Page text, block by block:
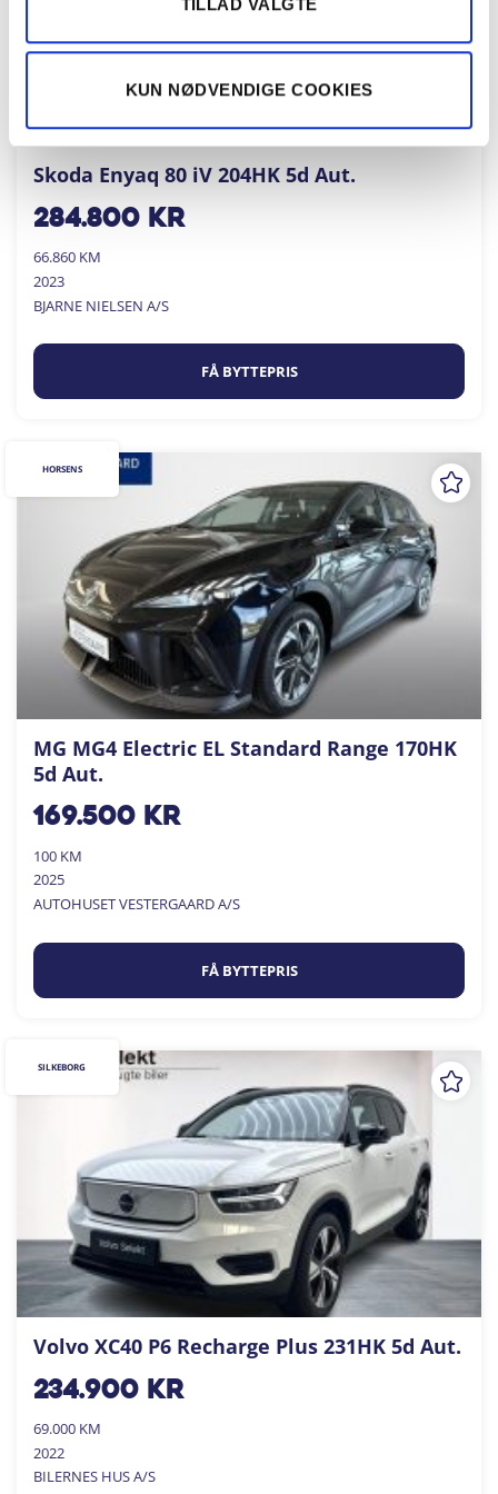
KUN NØDVENDIGE COOKIES
Skoda Enyaq 80 iV 204HK 5d Aut.
284.800kr
66.860 KM
2023
BJARNE NIELSEN A/S
FÅ BYTTEPRIS
MG MG4 Electric EL Standard Range 170HK
5d Aut.
169.500kr
100 KM
2025
AUTOHUSET VESTERGAARD A/S
FÅ BYTTEPRIS
HORSENS
Volvo XC40 P6 Recharge Plus 231HK 5d Aut.
234.900kr
69.000 KM
2022
BILERNES HUS A/S
SILKEBORG